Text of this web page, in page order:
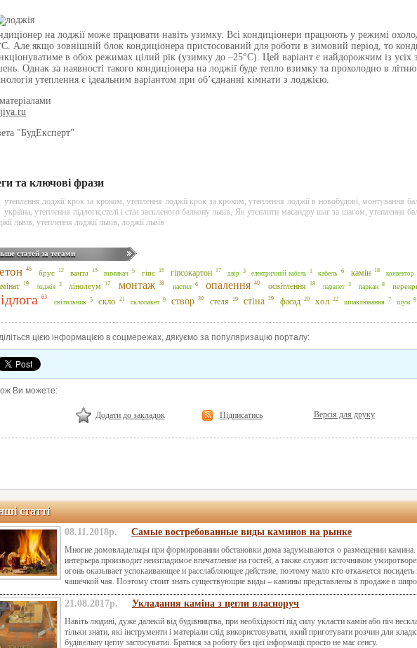
на лоджії може працювати навіть узимку. Всі кондиціонери працюють у режимі
Але якщо зовнішній блок кондиціонера пристосований для роботи в зимовий період, то
в обох режимах цілий рік (узимку до –25°С). Цей варіант є найдорожчим із усіх
Однак за наявності такого кондиціонера на лоджії буде тепло взимку та прохолодно в
утеплення є ідеальним варіантом при об’єднанні кімнати з лоджією.
"БудЕксперт"
та ключові фрази
утеплення лоджії крок за кроком, утеплення лоджії крок за кроком, утеплення лоджії в новобудові, монтування
україна, утеплення підлоги,стелі і стін заскленого балкону львів, Як утеплити масандру шаг за шагом, утеплення
львiв, утеплення лоджії львiв, лоджії львів
статей за тегами
45 брус 12 ванта 15 вимикач 5 гіпс 15 гіпсокартон 17 двір 3 електричний кабель 1 кабель 6 камін 18 конвектор
19 лоджія 3 лінолеум 17 монтаж 38 настил 6 опалення 40 освітлення 18 парапет 3 паркан 8
63
світильник 5 скло 21 склопакет 9 створ 30 стеля 19 стіна 29 фасад 20 хол 22 шпаклювання 7 шум 9
цією інформацією в соцмережах, дякуємо за популяризацію порталу:
Ви можете:
Додати до закладок Підписатись Версія для друку
статті
08.11.2018р. Самые востребованные виды каминов на рынке
Многие домовладельцы при формировании обстановки дома задумываются о размещении камина.
интерьера производит неизгладимое впечатление на гостей, а также служит источником
огонь оказывает успокаивающее и расслабляющее действие, поэтому мало кто откажется посидеть
чашечкой чая. Поэтому стоит знать существующие виды – камины представлены в продаже в
21.08.2017р. Укладання каміна з цегли власноруч
Навіть людині, дуже далекій від будівництва, при необхідності під силу укласти камін або піч
тільки знати, які інструменти і матеріали слід використовувати, який приготувати розчин для
будівельну цеглу застосуватиі. Братися за роботу без цієї інформації просто не має сенсу.